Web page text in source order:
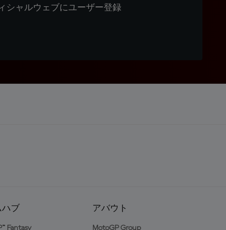
シャルウェブにユーザー登録
ブ
Fantasy
アバウト
MotoGP Group